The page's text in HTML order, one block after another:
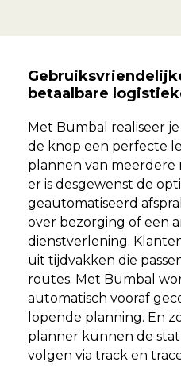
betaalbare
Met Bumbal realiseer
de knop een perfecte
plannen van meerdere
er is desgewenst de
geautomatiseerd
over bezorging of een
dienstverlening.
uit tijdvakken die
routes. Met Bumbal
automatisch vooraf
lopende planning. En
planner kunnen de
volgen via track en